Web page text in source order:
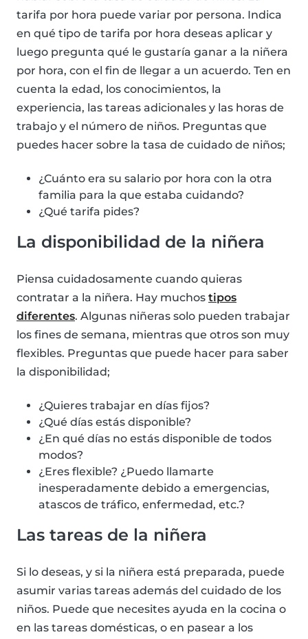
tarifa por hora puede variar por persona. Indica
en qué tipo de tarifa por hora deseas aplicar y
luego pregunta qué le gustaría ganar a la niñera
por hora, con el fin de llegar a un acuerdo. Ten en
cuenta la edad, los conocimientos, la
experiencia, las tareas adicionales y las horas de
trabajo y el número de niños. Preguntas que
puedes hacer sobre la tasa de cuidado de niños;
¿Cuánto era su salario por hora con la otra
familia para la que estaba cuidando?
¿Qué tarifa pides?
La disponibilidad de la niñera
Piensa cuidadosamente cuando quieras
contratar a la niñera. Hay muchos tipos
diferentes. Algunas niñeras solo pueden trabajar
los fines de semana, mientras que otros son muy
flexibles. Preguntas que puede hacer para saber
la disponibilidad;
¿Quieres trabajar en días fijos?
¿Qué días estás disponible?
¿En qué días no estás disponible de todos
modos?
¿Eres flexible? ¿Puedo llamarte
inesperadamente debido a emergencias,
atascos de tráfico, enfermedad, etc.?
Las tareas de la niñera
Si lo deseas, y si la niñera está preparada, puede
asumir varias tareas además del cuidado de los
niños. Puede que necesites ayuda en la cocina o
en las tareas domésticas, o en pasear a los